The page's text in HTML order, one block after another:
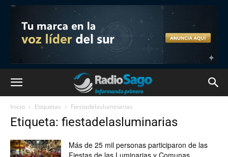
Inicio Etiquetas Fiestadelasluminarias
Etiqueta: fiestadelasluminarias
Más de 25 mil personas participaron de las
Fiestas de las Luminarias y Comunas...